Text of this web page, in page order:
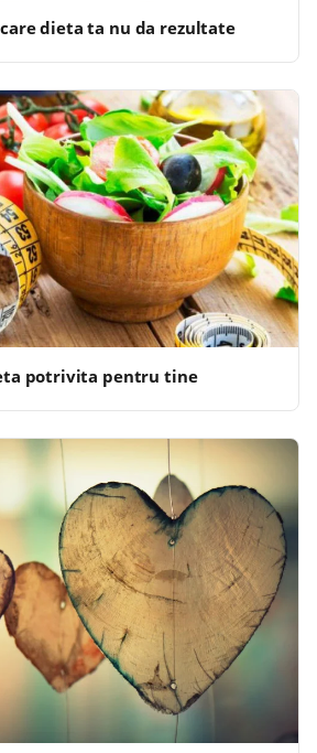
dieta ta nu da rezultate
potrivita pentru tine